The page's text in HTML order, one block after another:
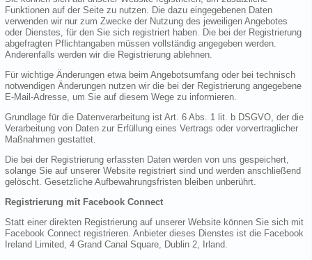
Funktionen auf der Seite zu nutzen. Die dazu eingegebenen Daten
verwenden wir nur zum Zwecke der Nutzung des jeweiligen Angebotes
oder Dienstes, für den Sie sich registriert haben. Die bei der Registrierung
abgefragten Pflichtangaben müssen vollständig angegeben werden.
Anderenfalls werden wir die Registrierung ablehnen.
Für wichtige Änderungen etwa beim Angebotsumfang oder bei technisch
notwendigen Änderungen nutzen wir die bei der Registrierung angegebene
E-Mail-Adresse, um Sie auf diesem Wege zu informieren.
Grundlage für die Datenverarbeitung ist Art. 6 Abs. 1 lit. b DSGVO, der die
Verarbeitung von Daten zur Erfüllung eines Vertrags oder vorvertraglicher
Maßnahmen gestattet.
Die bei der Registrierung erfassten Daten werden von uns gespeichert,
solange Sie auf unserer Website registriert sind und werden anschließend
gelöscht. Gesetzliche Aufbewahrungsfristen bleiben unberührt.
Registrierung mit Facebook Connect
Statt einer direkten Registrierung auf unserer Website können Sie sich mit
Facebook Connect registrieren. Anbieter dieses Dienstes ist die Facebook
Ireland Limited, 4 Grand Canal Square, Dublin 2, Irland.